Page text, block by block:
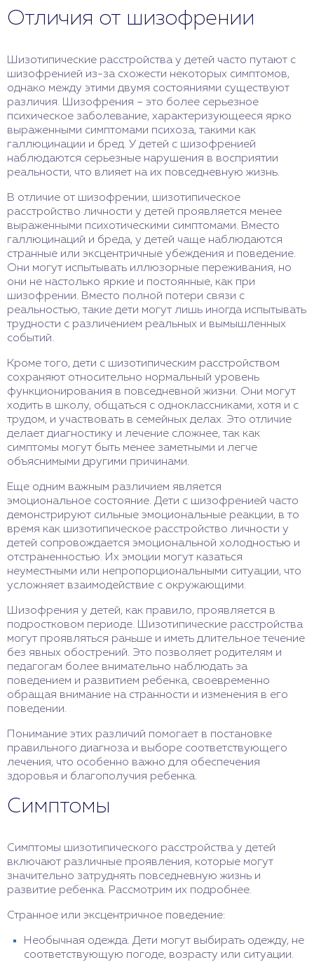
Отличия от шизофрении
Шизотипические расстройства у детей часто путают с
шизофренией из-за схожести некоторых симптомов,
однако между этими двумя состояниями существуют
различия. Шизофрения – это более серьезное
психическое заболевание, характеризующееся ярко
выраженными симптомами психоза, такими как
галлюцинации и бред. У детей с шизофренией
наблюдаются серьезные нарушения в восприятии
реальности, что влияет на их повседневную жизнь.
В отличие от шизофрении, шизотипическое
расстройство личности у детей проявляется менее
выраженными психотическими симптомами. Вместо
галлюцинаций и бреда, у детей чаще наблюдаются
странные или эксцентричные убеждения и поведение.
Они могут испытывать иллюзорные переживания, но
они не настолько яркие и постоянные, как при
шизофрении. Вместо полной потери связи с
реальностью, такие дети могут лишь иногда испытывать
трудности с различением реальных и вымышленных
событий.
Кроме того, дети с шизотипическим расстройством
сохраняют относительно нормальный уровень
функционирования в повседневной жизни. Они могут
ходить в школу, общаться с одноклассниками, хотя и с
трудом, и участвовать в семейных делах. Это отличие
делает диагностику и лечение сложнее, так как
симптомы могут быть менее заметными и легче
объяснимыми другими причинами.
Еще одним важным различием является
эмоциональное состояние. Дети с шизофренией часто
демонстрируют сильные эмоциональные реакции, в то
время как шизотипическое расстройство личности у
детей сопровождается эмоциональной холодностью и
отстраненностью. Их эмоции могут казаться
неуместными или непропорциональными ситуации, что
усложняет взаимодействие с окружающими.
Шизофрения у детей, как правило, проявляется в
подростковом периоде. Шизотипические расстройства
могут проявляться раньше и иметь длительное течение
без явных обострений. Это позволяет родителям и
педагогам более внимательно наблюдать за
поведением и развитием ребенка, своевременно
обращая внимание на странности и изменения в его
поведении.
Понимание этих различий помогает в постановке
правильного диагноза и выборе соответствующего
лечения, что особенно важно для обеспечения
здоровья и благополучия ребенка.
Симптомы
Симптомы шизотипического расстройства у детей
включают различные проявления, которые могут
значительно затруднять повседневную жизнь и
развитие ребенка. Рассмотрим их подробнее.
Странное или эксцентричное поведение:
Необычная одежда. Дети могут выбирать одежду, не
соответствующую погоде, возрасту или ситуации.